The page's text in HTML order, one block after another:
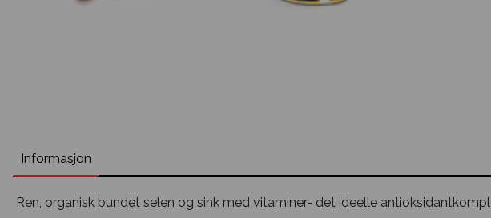
Informasjon
Ren, organisk bundet selen og sink med vitaminer- det ideelle